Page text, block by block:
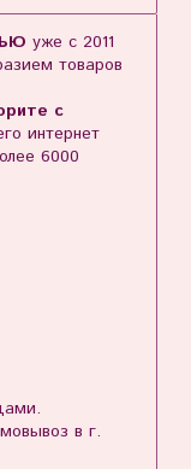
уже с 2011
товаров
с
интернет
6000
в г.